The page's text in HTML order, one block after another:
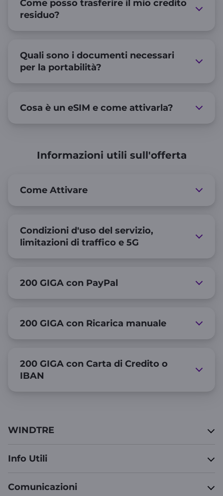
Come posso trasferire il mio credito
residuo?
Quali sono i documenti necessari
per la portabilità?
Cosa è un eSIM e come attivarla?
Informazioni utili sull'offerta
Come Attivare
Condizioni d'uso del servizio,
limitazioni di traffico e 5G
200 GIGA con PayPal
200 GIGA con Ricarica manuale
200 GIGA con Carta di Credito o
IBAN
WINDTRE
Info Utili
Comunicazioni